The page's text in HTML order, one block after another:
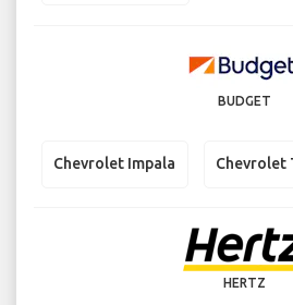
BUDGET
Chevrolet Impala Chevrolet
HERTZ